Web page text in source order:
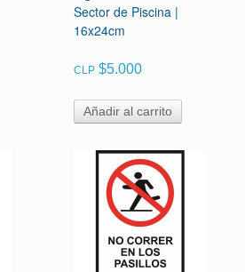
Sector de Piscina |
16x24cm
CLP $5.000
Añadir al carrito